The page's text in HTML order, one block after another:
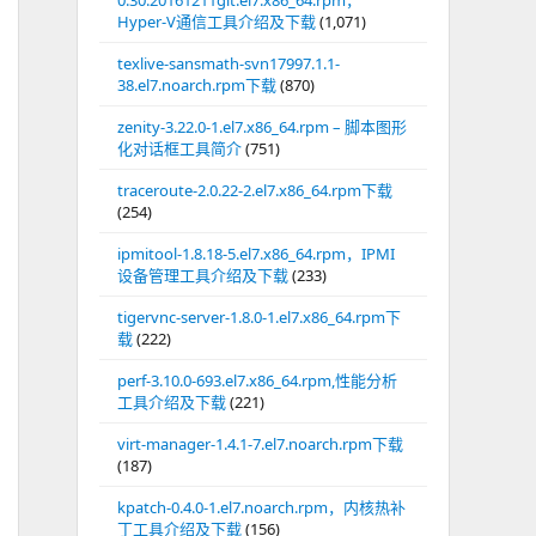
Hyper-V通信工具介绍及下载(1,071)
texlive-sansmath-svn17997.1.1-
38.el7.noarch.rpm下载(870)
zenity-3.22.0-1.el7.x86_64.rpm – 脚本图形
化对话框工具简介(751)
traceroute-2.0.22-2.el7.x86_64.rpm下载
(254)
ipmitool-1.8.18-5.el7.x86_64.rpm，IPMI
设备管理工具介绍及下载(233)
tigervnc-server-1.8.0-1.el7.x86_64.rpm下
载(222)
perf-3.10.0-693.el7.x86_64.rpm,性能分析
工具介绍及下载(221)
virt-manager-1.4.1-7.el7.noarch.rpm下载
(187)
kpatch-0.4.0-1.el7.noarch.rpm，内核热补
丁工具介绍及下载(156)